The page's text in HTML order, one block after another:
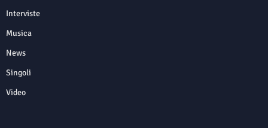
Interviste
Musica
News
Singoli
Video